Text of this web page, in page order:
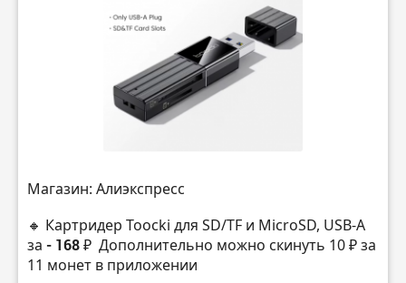
Магазин: Алиэкспресс
🔸 Картридер Toocki для SD/TF и MicroSD, USB-А
за - 168 ₽ Дополнительно можно скинуть 10 ₽ за
11 монет в приложении